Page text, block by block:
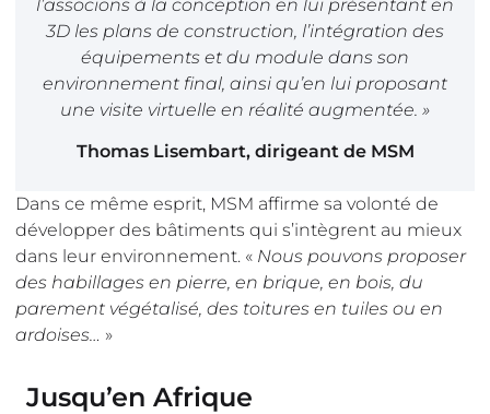
l’associons à la conception en lui présentant en
3D les plans de construction, l’intégration des
équipements et du module dans son
environnement final, ainsi qu’en lui proposant
une visite virtuelle en réalité augmentée. »
Thomas Lisembart, dirigeant de MSM
Dans ce même esprit, MSM affirme sa volonté de
développer des bâtiments qui s’intègrent au mieux
dans leur environnement. « Nous pouvons proposer
des habillages en pierre, en brique, en bois, du
parement végétalisé, des toitures en tuiles ou en
ardoises… »
Jusqu’en Afrique